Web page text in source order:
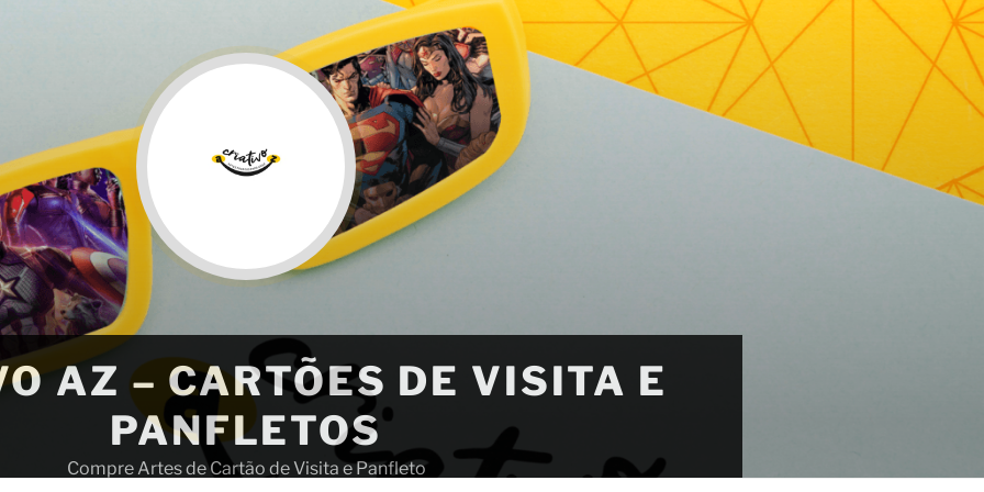
AZ – CARTÕES DE VISITA E
PANFLETOS
Compre Artes de Cartão de Visita e Panfleto